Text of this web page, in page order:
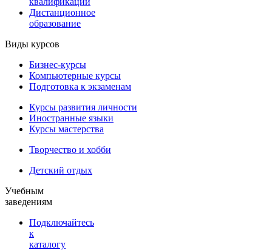
Дистанционное
образование
Виды курсов
Бизнес-курсы
Компьютерные курсы
Подготовка к экзаменам
Курсы развития личности
Иностранные языки
Курсы мастерства
Творчество и хобби
Детский отдых
Учебным
заведениям
Подключайтесь
к
каталогу